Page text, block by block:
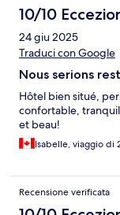
10/10
24 giu 2025
Traduci con Google
Nous serions
Hôtel bien situé,
confortable,
et beau!
Isabelle, viaggio di
Recensione verificata